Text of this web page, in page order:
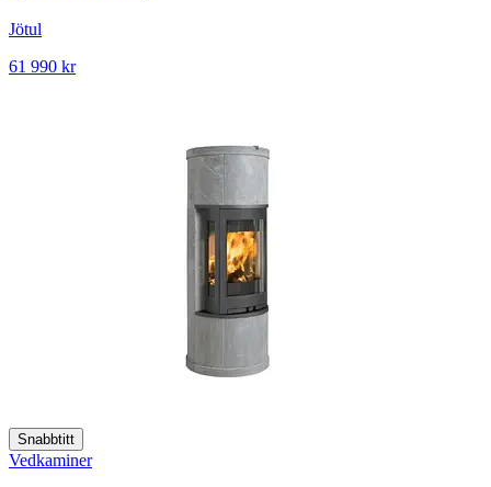
Jötul
61 990 kr
Snabbtitt
Vedkaminer